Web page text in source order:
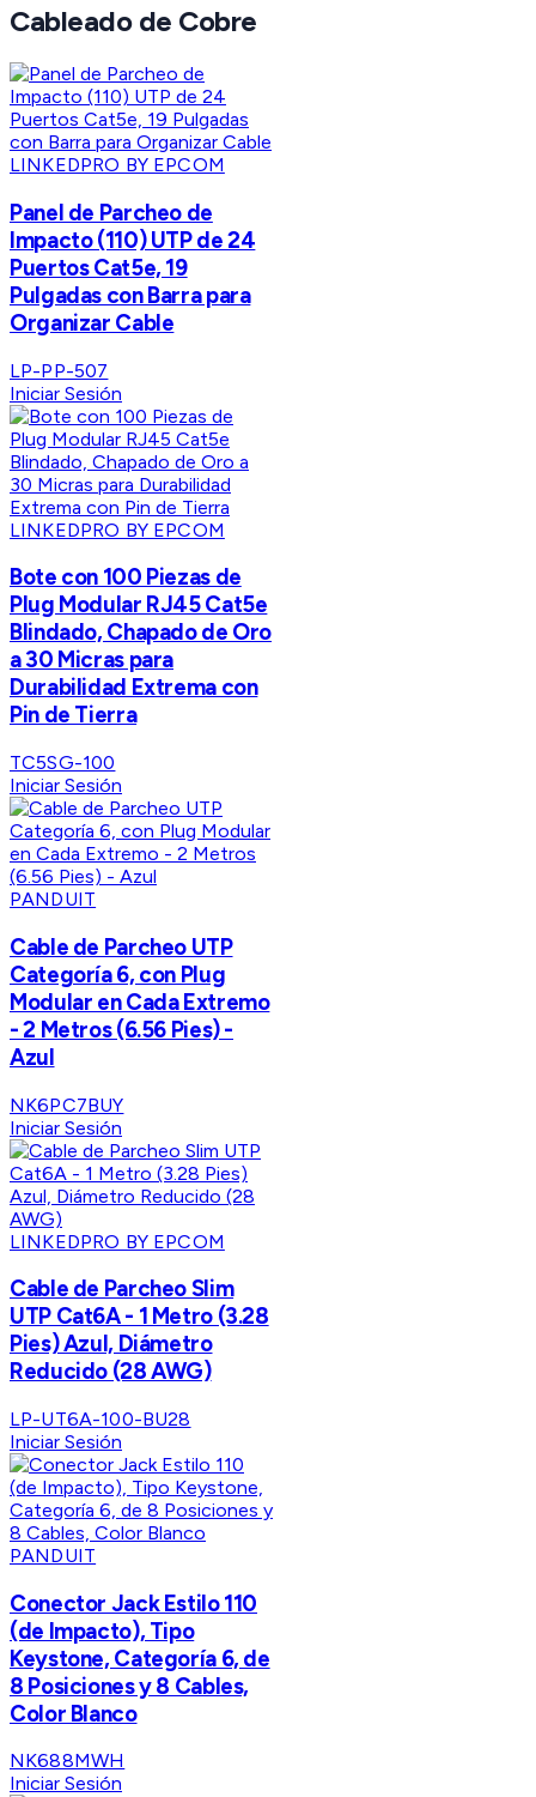
Cableado de Cobre
LINKEDPRO BY EPCOM
Panel de Parcheo de
Impacto (110) UTP de 24
Puertos Cat5e, 19
Pulgadas con Barra para
Organizar Cable
LP-PP-507
Iniciar Sesión
LINKEDPRO BY EPCOM
Bote con 100 Piezas de
Plug Modular RJ45 Cat5e
Blindado, Chapado de Oro
a 30 Micras para
Durabilidad Extrema con
Pin de Tierra
TC5SG-100
Iniciar Sesión
PANDUIT
Cable de Parcheo UTP
Categoría 6, con Plug
Modular en Cada Extremo
- 2 Metros (6.56 Pies) -
Azul
NK6PC7BUY
Iniciar Sesión
LINKEDPRO BY EPCOM
Cable de Parcheo Slim
UTP Cat6A - 1 Metro (3.28
Pies) Azul, Diámetro
Reducido (28 AWG)
LP-UT6A-100-BU28
Iniciar Sesión
PANDUIT
Conector Jack Estilo 110
(de Impacto), Tipo
Keystone, Categoría 6, de
8 Posiciones y 8 Cables,
Color Blanco
NK688MWH
Iniciar Sesión